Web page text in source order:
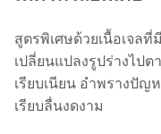
สูตรพิเศษด้วยเนื้อเจล
เปลี่ยนแปลงรูปร่างไป
เรียบเนียน อำพรางปัญ
เรียบลื่นงดงาม